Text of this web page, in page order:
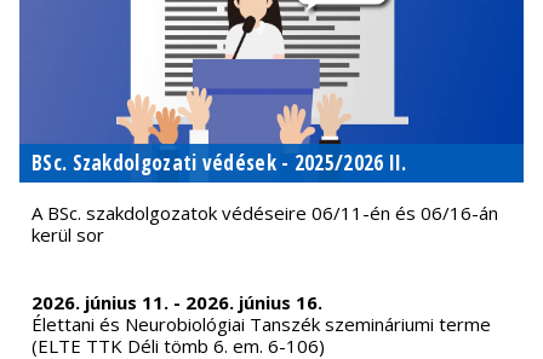
BSc. Szakdolgozati védések - 2025/2026 II.
A BSc. szakdolgozatok védéseire 06/11-én és 06/16-án
kerül sor
2026. június 11. - 2026. június 16.
Élettani és Neurobiológiai Tanszék szemináriumi terme
(ELTE TTK Déli tömb 6. em. 6-106)